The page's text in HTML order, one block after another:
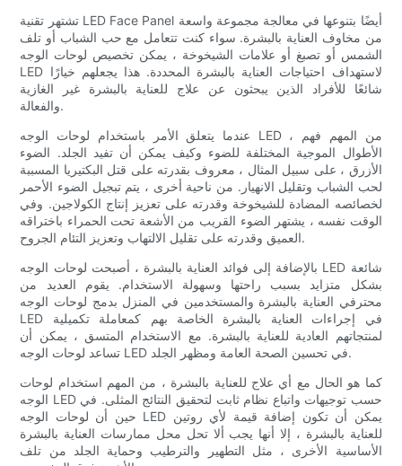
تشتهر تقنية LED Face Panel أيضًا بتنوعها في معالجة مجموعة واسعة
من مخاوف العناية بالبشرة. سواء كنت تتعامل مع حب الشباب أو تلف
الشمس أو تصبغ أو علامات الشيخوخة ، يمكن تخصيص لوحات الوجه
LED لاستهداف احتياجات العناية بالبشرة المحددة. هذا يجعلهم خيارًا
شائعًا للأفراد الذين يبحثون عن علاج للعناية بالبشرة غير الغازية
والفعالة.
عندما يتعلق الأمر باستخدام لوحات الوجه LED ، من المهم فهم
الأطوال الموجية المختلفة للضوء وكيف يمكن أن تفيد الجلد. الضوء
الأزرق ، على سبيل المثال ، معروف بقدرته على قتل البكتيريا المسببة
لحب الشباب وتقليل الانهيار. من ناحية أخرى ، يتم تبجيل الضوء الأحمر
لخصائصه المضادة للشيخوخة وقدرته على تعزيز إنتاج الكولاجين. وفي
الوقت نفسه ، يشتهر الضوء القريب من الأشعة تحت الحمراء باختراقه
العميق وقدرته على تقليل الالتهاب وتعزيز التئام الجروح.
بالإضافة إلى فوائد العناية بالبشرة ، أصبحت لوحات الوجه LED شائعة
بشكل متزايد بسبب راحتها وسهولة الاستخدام. يقوم العديد من
محترفي العناية بالبشرة والمستخدمين في المنزل بدمج لوحات الوجه
LED في إجراءات العناية بالبشرة الخاصة بهم كمعاملة تكميلية
لمنتجاتهم العادية للعناية بالبشرة. مع الاستخدام المتسق ، يمكن أن
تساعد لوحات الوجه LED في تحسين الصحة العامة ومظهر الجلد.
كما هو الحال مع أي علاج للعناية بالبشرة ، من المهم استخدام لوحات
الوجه LED حسب توجيهات واتباع نظام ثابت لتحقيق النتائج المثلى. في
حين أن لوحات الوجه LED يمكن أن تكون إضافة قيمة لأي روتين
للعناية بالبشرة ، إلا أنها يجب ألا تحل محل ممارسات العناية بالبشرة
الأساسية الأخرى ، مثل التطهير والترطيب وحماية الجلد من تلف